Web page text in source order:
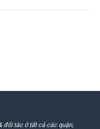
đối tác ở tất cả các quận,